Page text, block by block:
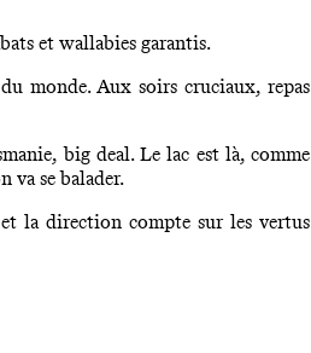
et wallabies garantis.
monde. Aux soirs cruciaux, repas
big deal. Le lac est là, comme
va se balader.
la direction compte sur les vertus